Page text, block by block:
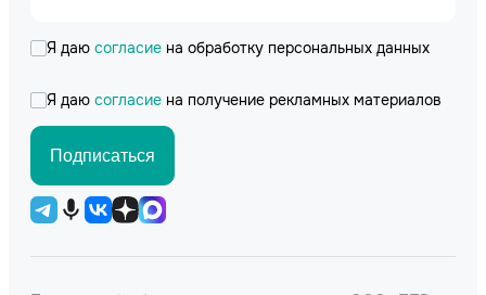
Я даю согласие на обработку персональных данных
Я даю согласие на получение рекламных материалов
Подписаться